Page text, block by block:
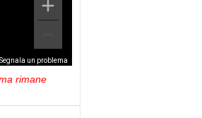
Segnala un problema
rimane